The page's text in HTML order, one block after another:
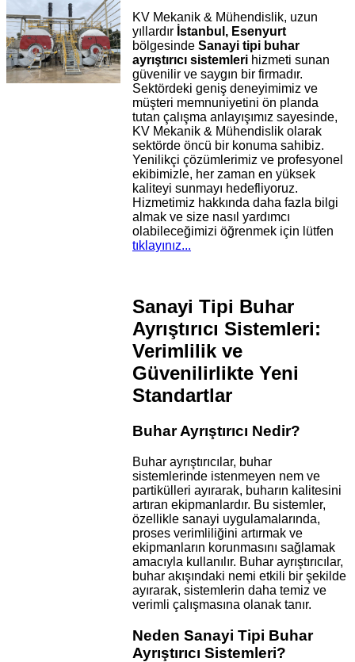
KV Mekanik & Mühendislik, uzun
yıllardır İstanbul, Esenyurt
bölgesindeSanayi tipi buhar
ayrıştırıcı sistemleri hizmeti sunan
güvenilir ve saygın bir firmadır.
Sektördeki geniş deneyimimiz ve
müşteri memnuniyetini ön planda
tutan çalışma anlayışımız sayesinde,
KV Mekanik & Mühendislik olarak
sektörde öncü bir konuma sahibiz.
Yenilikçi çözümlerimiz ve profesyonel
ekibimizle, her zaman en yüksek
kaliteyi sunmayı hedefliyoruz.
Hizmetimiz hakkında daha fazla bilgi
almak ve size nasıl yardımcı
olabileceğimizi öğrenmek için lütfen
tıklayınız...
Sanayi Tipi Buhar
Ayrıştırıcı Sistemleri:
Verimlilik ve
Güvenilirlikte Yeni
Standartlar
Buhar Ayrıştırıcı Nedir?
Buhar ayrıştırıcılar, buhar
sistemlerinde istenmeyen nem ve
partikülleri ayırarak, buharın kalitesini
artıran ekipmanlardır. Bu sistemler,
özellikle sanayi uygulamalarında,
proses verimliliğini artırmak ve
ekipmanların korunmasını sağlamak
amacıyla kullanılır. Buhar ayrıştırıcılar,
buhar akışındaki nemi etkili bir şekilde
ayırarak, sistemlerin daha temiz ve
verimli çalışmasına olanak tanır.
Neden Sanayi Tipi Buhar
Ayrıştırıcı Sistemleri?